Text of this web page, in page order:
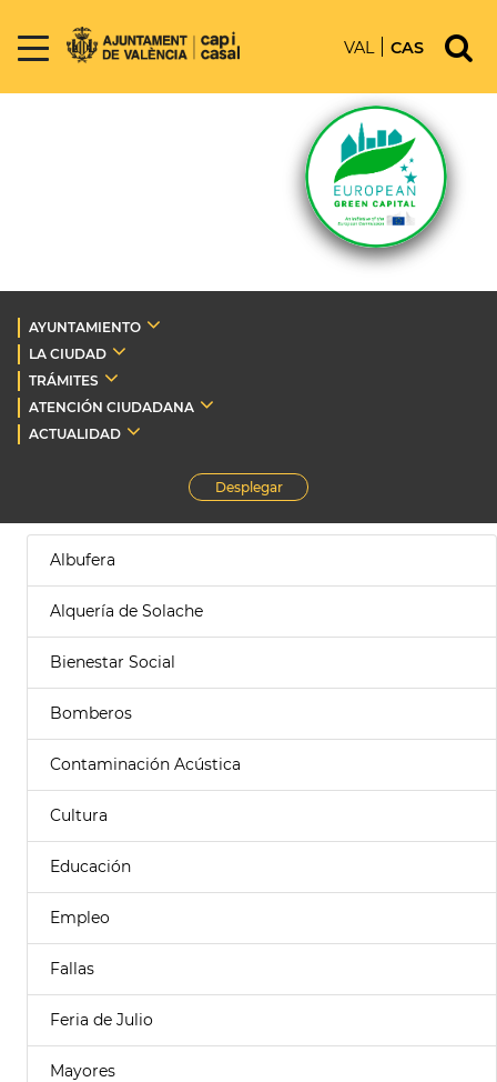
VAL CAS
AYUNTAMIENTO
LA CIUDAD
TRÁMITES
ATENCIÓN CIUDADANA
ACTUALIDAD
Desplegar
Albufera
Alquería de Solache
Bienestar Social
Bomberos
Contaminación Acústica
Cultura
Educación
Empleo
Fallas
Feria de Julio
Mayores